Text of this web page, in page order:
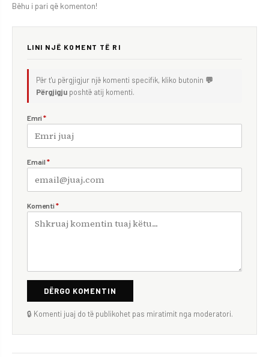
Bëhu i pari që komenton!
LINI NJË KOMENT TË RI
Për t'u përgjigjur një komenti specifik, kliko butonin 💬
Përgjigju poshtë atij komenti.
Emri *
Email *
Komenti *
DËRGO KOMENTIN
🔒 Komenti juaj do të publikohet pas miratimit nga moderatori.